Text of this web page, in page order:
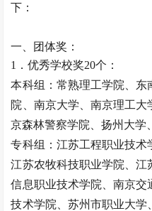
下：
一、团体奖：
1．优秀学校奖20个：
本科组：常熟理工学院、东
院、南京大学、南京理工
京森林警察学院、扬州大学
专科组：江苏工程职业技术
江苏农牧科技职业学院、
信息职业技术学院、南京交
技术学院、苏州市职业大学